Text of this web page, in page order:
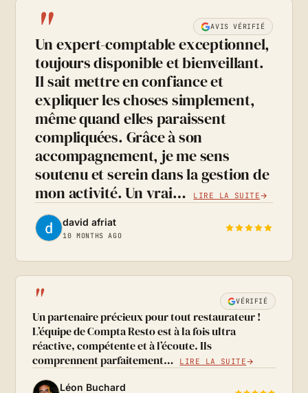
" AVIS VÉRIFIÉ
Un expert-comptable exceptionnel,
toujours disponible et bienveillant.
Il sait mettre en confiance et
expliquer les choses simplement,
même quand elles paraissent
compliquées. Grâce à son
accompagnement, je me sens
soutenu et serein dans la gestion de
mon activité. Un vrai…
LIRE LA SUITE
david afriat
10 MONTHS AGO
" VÉRIFIÉ
Un partenaire précieux pour tout restaurateur !
L’équipe de Compta Resto est à la fois ultra
réactive, compétente et à l’écoute. Ils
comprennent parfaitement…
LIRE LA SUITE
Léon Buchard